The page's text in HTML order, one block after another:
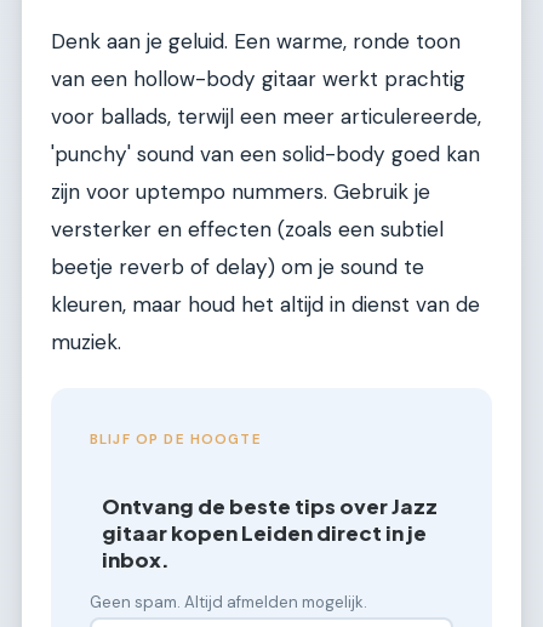
Denk aan je geluid. Een warme, ronde toon
van een hollow-body gitaar werkt prachtig
voor ballads, terwijl een meer articulereerde,
'punchy' sound van een solid-body goed kan
zijn voor uptempo nummers. Gebruik je
versterker en effecten (zoals een subtiel
beetje reverb of delay) om je sound te
kleuren, maar houd het altijd in dienst van de
muziek.
BLIJF OP DE HOOGTE
Ontvang de beste tips over Jazz
gitaar kopen Leiden direct in je
inbox.
Geen spam. Altijd afmelden mogelijk.